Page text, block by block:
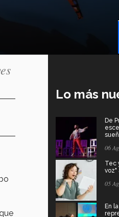
Lo más
De
06
Tec
voz"
05
En